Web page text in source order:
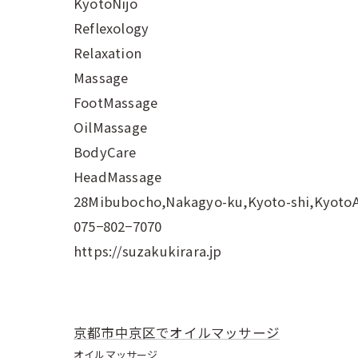
Reflexology
Relaxation
Massage
FootMassage
OilMassage
BodyCare
HeadMassage
28Mibubocho,Nakagyo-ku,Kyoto-
075−802−7070
https://suzakukirara.jp
京都市中京区でオイルマッサージ
オイルマッサージ